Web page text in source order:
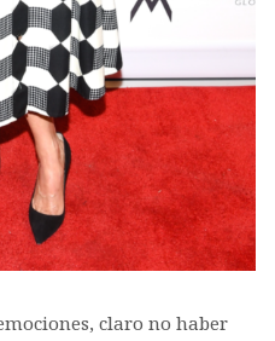
claro no haber